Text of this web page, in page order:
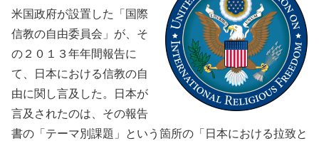
米国政府が設置した「国際
信教の自由委員会」が、そ
の２０１３年年間報告に
て、日本における信教の自
由に関し言及した。日本が
言及されたのは、その報告
書の「テーマ別課題」という箇所の「日本における拉致と